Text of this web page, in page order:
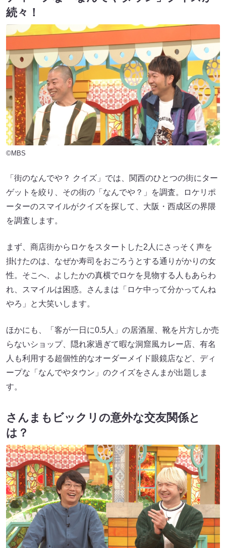
続々！
©MBS
「街のなんでや？ クイズ」では、関西のひとつの街にター
ゲットを絞り、その街の「なんでや？」を調査。ロケリポ
ーターのスマイルがクイズを探して、大阪・西成区の界隈
を調査します。
まず、商店街からロケをスタートした2人にさっそく声を
掛けたのは、なぜか寿司をおごろうとする通りがかりの女
性。そこへ、よしたかの真横でロケを見物する人もあらわ
れ、スマイルは困惑。さんまは「ロケ中って分かってんね
やろ」と大笑いします。
ほかにも、「客が一日に0.5人」の居酒屋、靴を片方しか売
らないショップ、隠れ家過ぎて暇な洞窟風カレー店、有名
人も利用する超個性的なオーダーメイド眼鏡店など、ディ
ープな「なんでやタウン」のクイズをさんまが出題しま
す。
さんまもビックリの意外な交友関係と
は？